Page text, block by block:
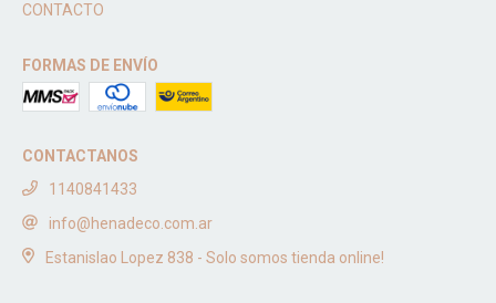
CONTACTO
FORMAS DE ENVÍO
CONTACTANOS
1140841433
info@henadeco.com.ar
Estanislao Lopez 838 - Solo somos tienda online!